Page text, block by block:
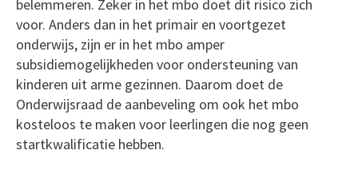
belemmeren. Zeker in het mbo doet dit risico zich
voor. Anders dan in het primair en voortgezet
onderwijs, zijn er in het mbo amper
subsidiemogelijkheden voor ondersteuning van
kinderen uit arme gezinnen. Daarom doet de
Onderwijsraad de aanbeveling om ook het mbo
kosteloos te maken voor leerlingen die nog geen
startkwalificatie hebben.